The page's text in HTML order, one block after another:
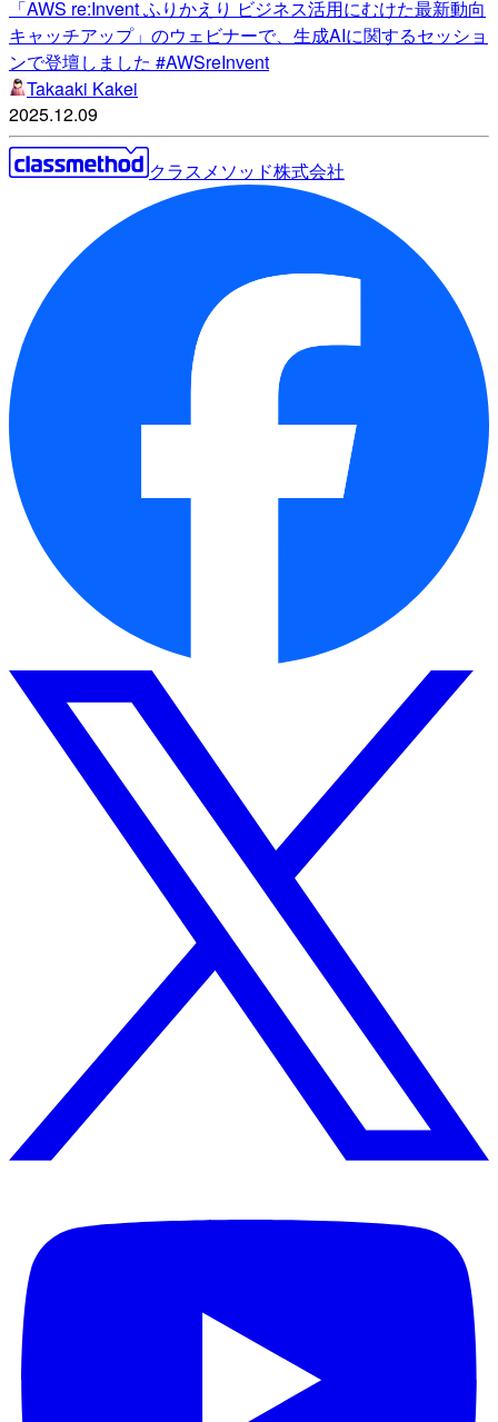
「AWS re:Invent ふりかえり ビジネス活用にむけた最新動向
キャッチアップ」のウェビナーで、生成AIに関するセッショ
ンで登壇しました #AWSreInvent
Takaaki Kakei
2025.12.09
クラスメソッド株式会社